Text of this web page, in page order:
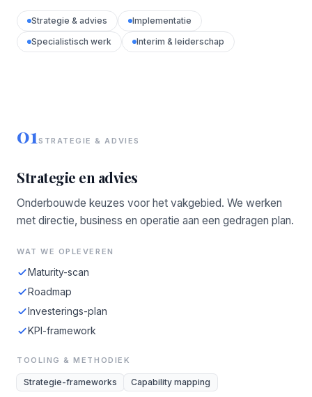
Strategie & advies
Implementatie
Specialistisch werk
Interim & leiderschap
01STRATEGIE & ADVIES
Strategie en advies
Onderbouwde keuzes voor het vakgebied. We werken
met directie, business en operatie aan een gedragen plan.
WAT WE OPLEVEREN
Maturity-scan
Roadmap
Investerings-plan
KPI-framework
TOOLING & METHODIEK
Strategie-frameworks Capability mapping